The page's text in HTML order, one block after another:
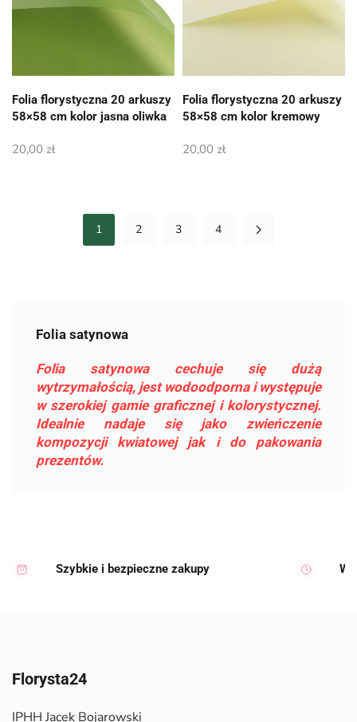
Folia florystyczna 20 arkuszy
58×58 cm kolor jasna oliwka
20,00 zł
Folia florystyczna 20 arkuszy
58×58 cm kolor kremowy
20,00 zł
1 2 3 4
Folia satynowa
Folia satynowa cechuje się dużą
wytrzymałością, jest wodoodporna i występuje
w szerokiej gamie graficznej i kolorystycznej.
Idealnie nadaje się jako zwieńczenie
kompozycji kwiatowej jak i do pakowania
prezentów.
Szybkie i bezpieczne zakupy
Florysta24
IPHH Jacek Bojarowski